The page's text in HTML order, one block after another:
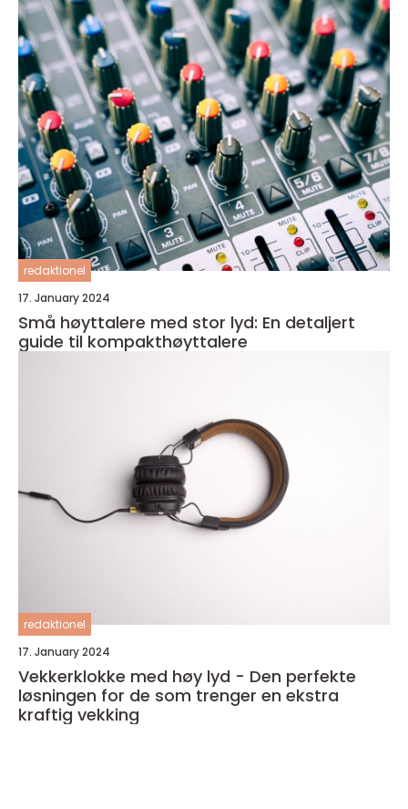
redaktionel
17. January 2024
Små høyttalere med stor lyd: En detaljert
guide til kompakthøyttalere
redaktionel
17. January 2024
Vekkerklokke med høy lyd - Den perfekte
løsningen for de som trenger en ekstra
kraftig vekking